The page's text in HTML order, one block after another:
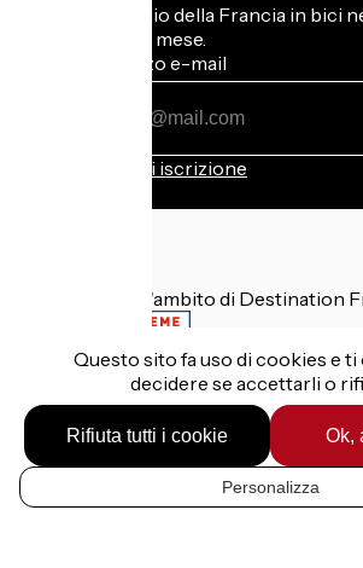
IT
Ricevi il meglio della Francia in bici
di posta ogni mese.
Il mio indirizzo e-mail
Condizioni di iscrizione
Finanziato nell'ambito di Destination
Informazioni legali
Dati personali
Contatto
Réalisation :
Questo sito fa uso di cookies e
decidere se accettarli o
Ok,
Rifiuta tutti i cookie
Personalizza